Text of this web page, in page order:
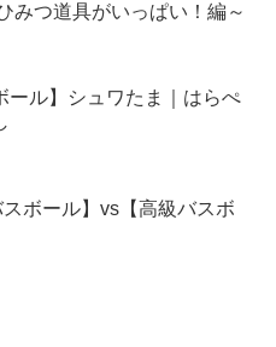
みつ道具がいっぱい！編～
ール】シュワたま｜はらぺ
スボール】vs【高級バスボ